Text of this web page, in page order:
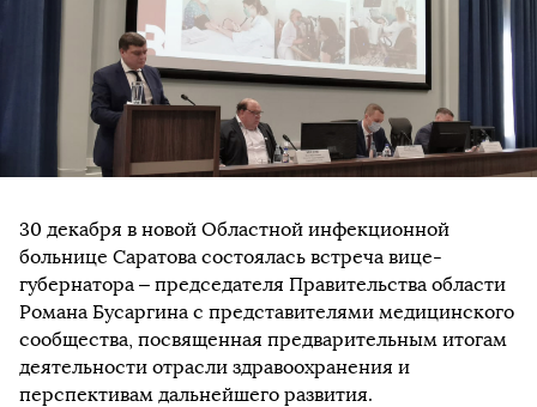
30 декабря в новой Областной инфекционной
больнице Саратова состоялась встреча вице-
губернатора – председателя Правительства области
Романа Бусаргина с представителями медицинского
сообщества, посвященная предварительным итогам
деятельности отрасли здравоохранения и
перспективам дальнейшего развития.